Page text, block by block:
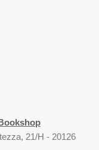
21/H - 20126